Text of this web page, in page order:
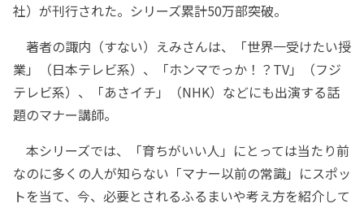
社）が刊行された。シリーズ累計50万部突破。
著者の諏内（すない）えみさんは、「世界一受けたい授
業」（日本テレビ系）、「ホンマでっか！？TV」（フジ
テレビ系）、「あさイチ」（NHK）などにも出演する話
題のマナー講師。
本シリーズでは、「育ちがいい人」にとっては当たり前
なのに多くの人が知らない「マナー以前の常識」にスポッ
トを当て、今、必要とされるふるまいや考え方を紹介して